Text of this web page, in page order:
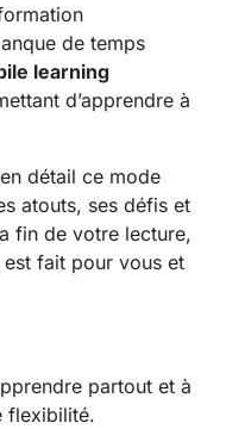
de temps
learning
d’apprendre à
détail ce mode
atouts, ses défis et
fin de votre lecture,
fait pour vous et
partout et à
flexibilité.